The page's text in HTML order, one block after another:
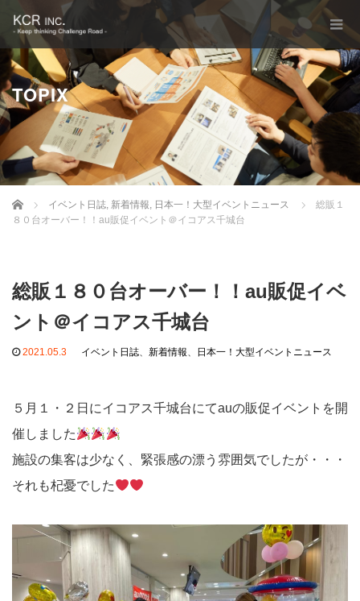
TOPIX
Home イベント日誌, 新着情報, 日本一！大型イベントニュース
総販１
８０台オーバー！！au販促イベント＠イコアス千城台
総販１８０台オーバー！！au販促イベ
ント＠イコアス千城台
2021.05.3 イベント日誌、 新着情報、 日本一！大型イベントニュース
５月１・２日にイコアス千城台にてauの販促イベントを開
催しました
施設の集客は少なく、緊張感の漂う雰囲気でしたが・・・
それも杞憂でした